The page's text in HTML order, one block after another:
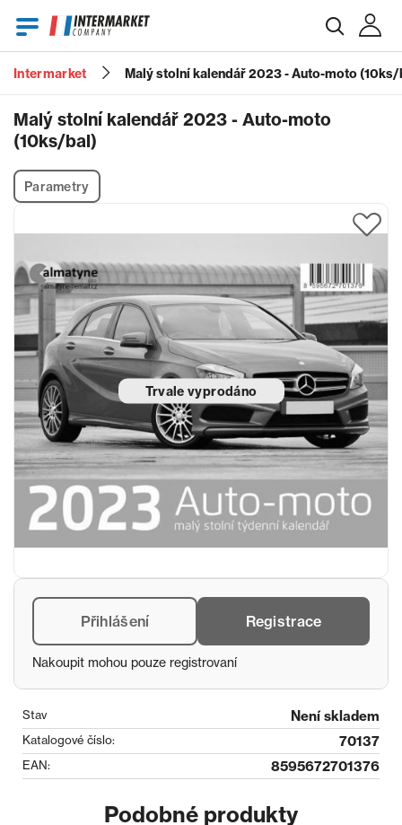
Heslo
Zapomenuté heslo?
Intermarket Malý stolní kalendář 2023 - Auto-moto
Malý stolní kalendář 2023 - Auto-moto
(10ks/bal)
Parametry
Trvale vyprodáno
Přihlášení Registrace
Nakoupit mohou pouze registrovaní
Stav Není skladem
Katalogové číslo: 70137
EAN: 8595672701376
Podobné produkty